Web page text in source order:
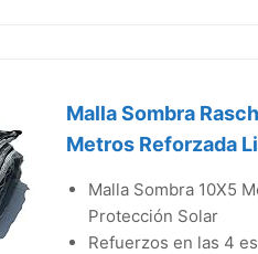
Malla Sombra
Metros Reforzada
Malla Sombra 10X5
Protección Solar
Refuerzos en las 4